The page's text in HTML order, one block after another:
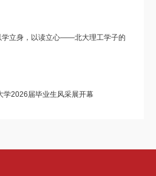
学立身，以读立心——北大理工学子的
学2026届毕业生风采展开幕